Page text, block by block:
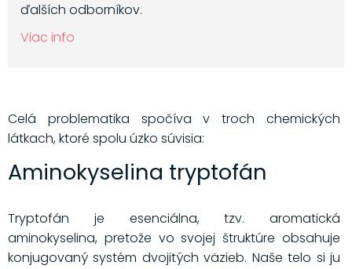
ďalších odborníkov.
Viac info
Celá problematika spočíva v troch chemických
látkach, ktoré spolu úzko súvisia:
Aminokyselina tryptofán
Tryptofán je esenciálna, tzv. aromatická
aminokyselina, pretože vo svojej štruktúre obsahuje
konjugovaný systém dvojitých väzieb. Naše telo si ju